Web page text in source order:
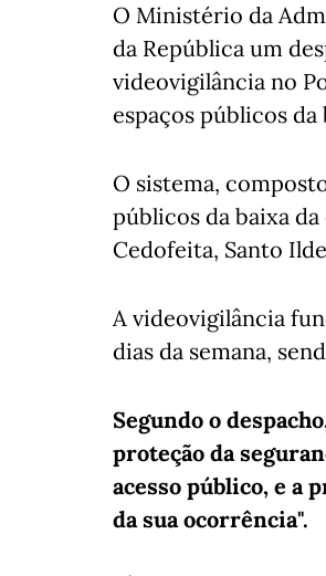
O Ministério da
da República um
videovigilância no
espaços públicos da
O sistema,
públicos da baixa
Cedofeita, Santo
A videovigilância
dias da semana,
Segundo o
proteção da
acesso público, e a
da sua ocorrência".